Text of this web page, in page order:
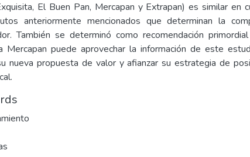
El Buen Pan, Mercapan y Extrapan) es similar en
anteriormente mencionados que determinan la
También se determinó como recomendación
Mercapan puede aprovechar la información de este
nueva propuesta de valor y afianzar su estrategia de